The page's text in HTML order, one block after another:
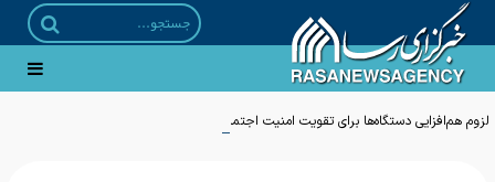
لزوم هم‌افزایی دستگاه‌ها برای تقویت امنیت اجتماعی روستاییان و عشایر قم